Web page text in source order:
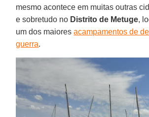
mesmo acontece em muitas outras
e sobretudo no Distrito de Metuge,
um dos maioresacampamentos de
guerra.